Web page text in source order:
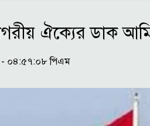
ঐক্যের ডাক
০৪:৫৭:০৮ পিএম